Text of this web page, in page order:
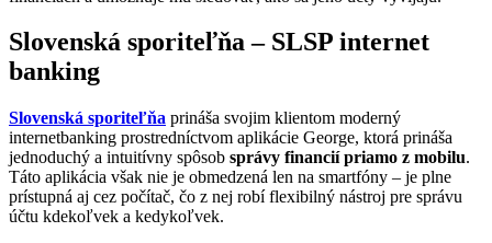
Slovenská sporiteľňa – SLSP internet
banking
Slovenská sporiteľňa prináša svojim klientom moderný
internetbanking prostredníctvom aplikácie George, ktorá prináša
jednoduchý a intuitívny spôsob správy financií priamo z mobilu.
Táto aplikácia však nie je obmedzená len na smartfóny – je plne
prístupná aj cez počítač, čo z nej robí flexibilný nástroj pre správu
účtu kdekoľvek a kedykoľvek.